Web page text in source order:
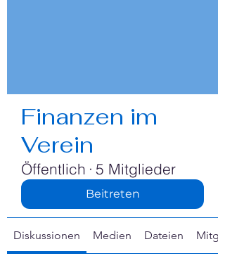
Finanzen im
Verein
Öffentlich · 5 Mitglieder
Beitreten
Diskussionen Medien Dateien